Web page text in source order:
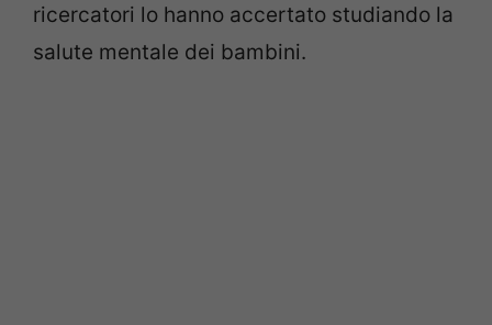
ricercatori lo hanno accertato studiando la
salute mentale dei bambini.